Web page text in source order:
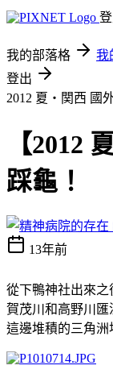
我的部落格 我
登出
2012 夏‧関西 國
【2012
踩龜！
13年前
從下鴨神社出來之
賀茂川和高野川匯
這邊堆積的三角洲